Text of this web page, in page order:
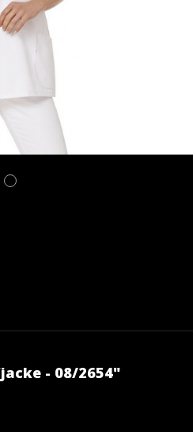
- 08/2654"